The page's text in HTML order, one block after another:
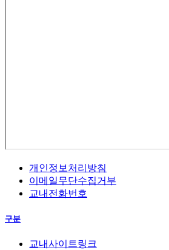
개인정보처리방침
이메일무단수집거부
교내전화번호
구분
교내사이트링크